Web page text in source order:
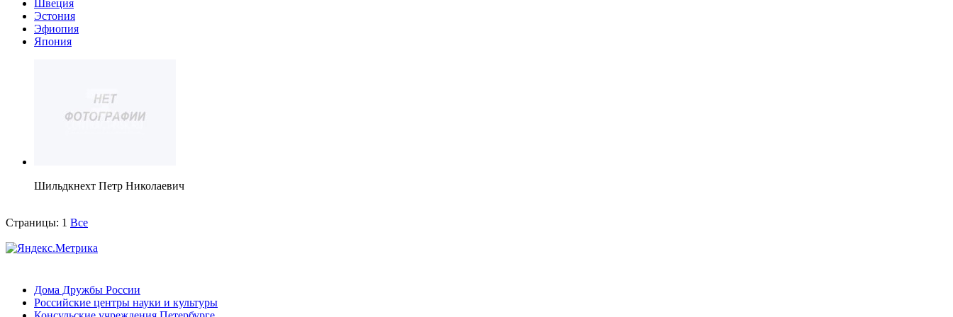
Швеция
Эстония
Эфиопия
Япония
Шильдкнехт Петр Николаевич
Страницы: 1 Все
Дома Дружбы России
Российские центры науки и культуры